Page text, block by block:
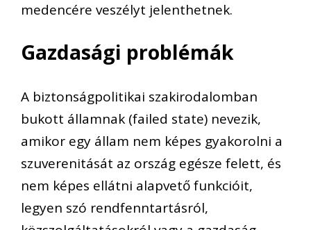
medencére veszélyt jelenthetnek.
Gazdasági problémák
A biztonságpolitikai szakirodalomban
bukott államnak (failed state) nevezik,
amikor egy állam nem képes gyakorolni a
szuverenitását az ország egésze felett, és
nem képes ellátni alapvető funkcióit,
legyen szó rendfenntartásról,